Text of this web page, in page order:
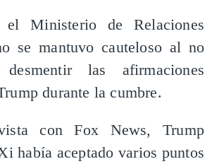
Ministerio de Relaciones
se mantuvo cauteloso al no
las afirmaciones
durante la cumbre.
con Fox News, Trump
había aceptado varios puntos